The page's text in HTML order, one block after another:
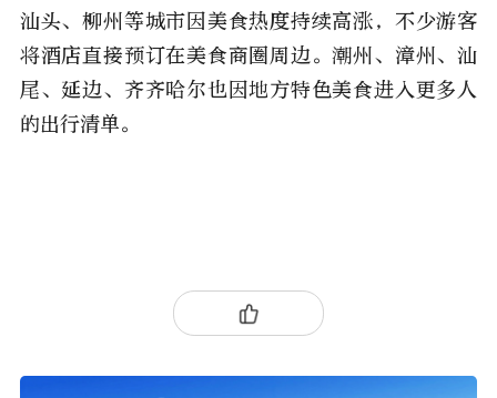
汕头、柳州等城市因美食热度持续高涨，不少游客
将酒店直接预订在美食商圈周边。潮州、漳州、汕
尾、延边、齐齐哈尔也因地方特色美食进入更多人
的出行清单。